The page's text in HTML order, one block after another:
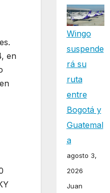
en
Wingo
suspende
rá su
ruta
entre
Bogotá y
Guatemal
a
agosto 3,
2026
Juan